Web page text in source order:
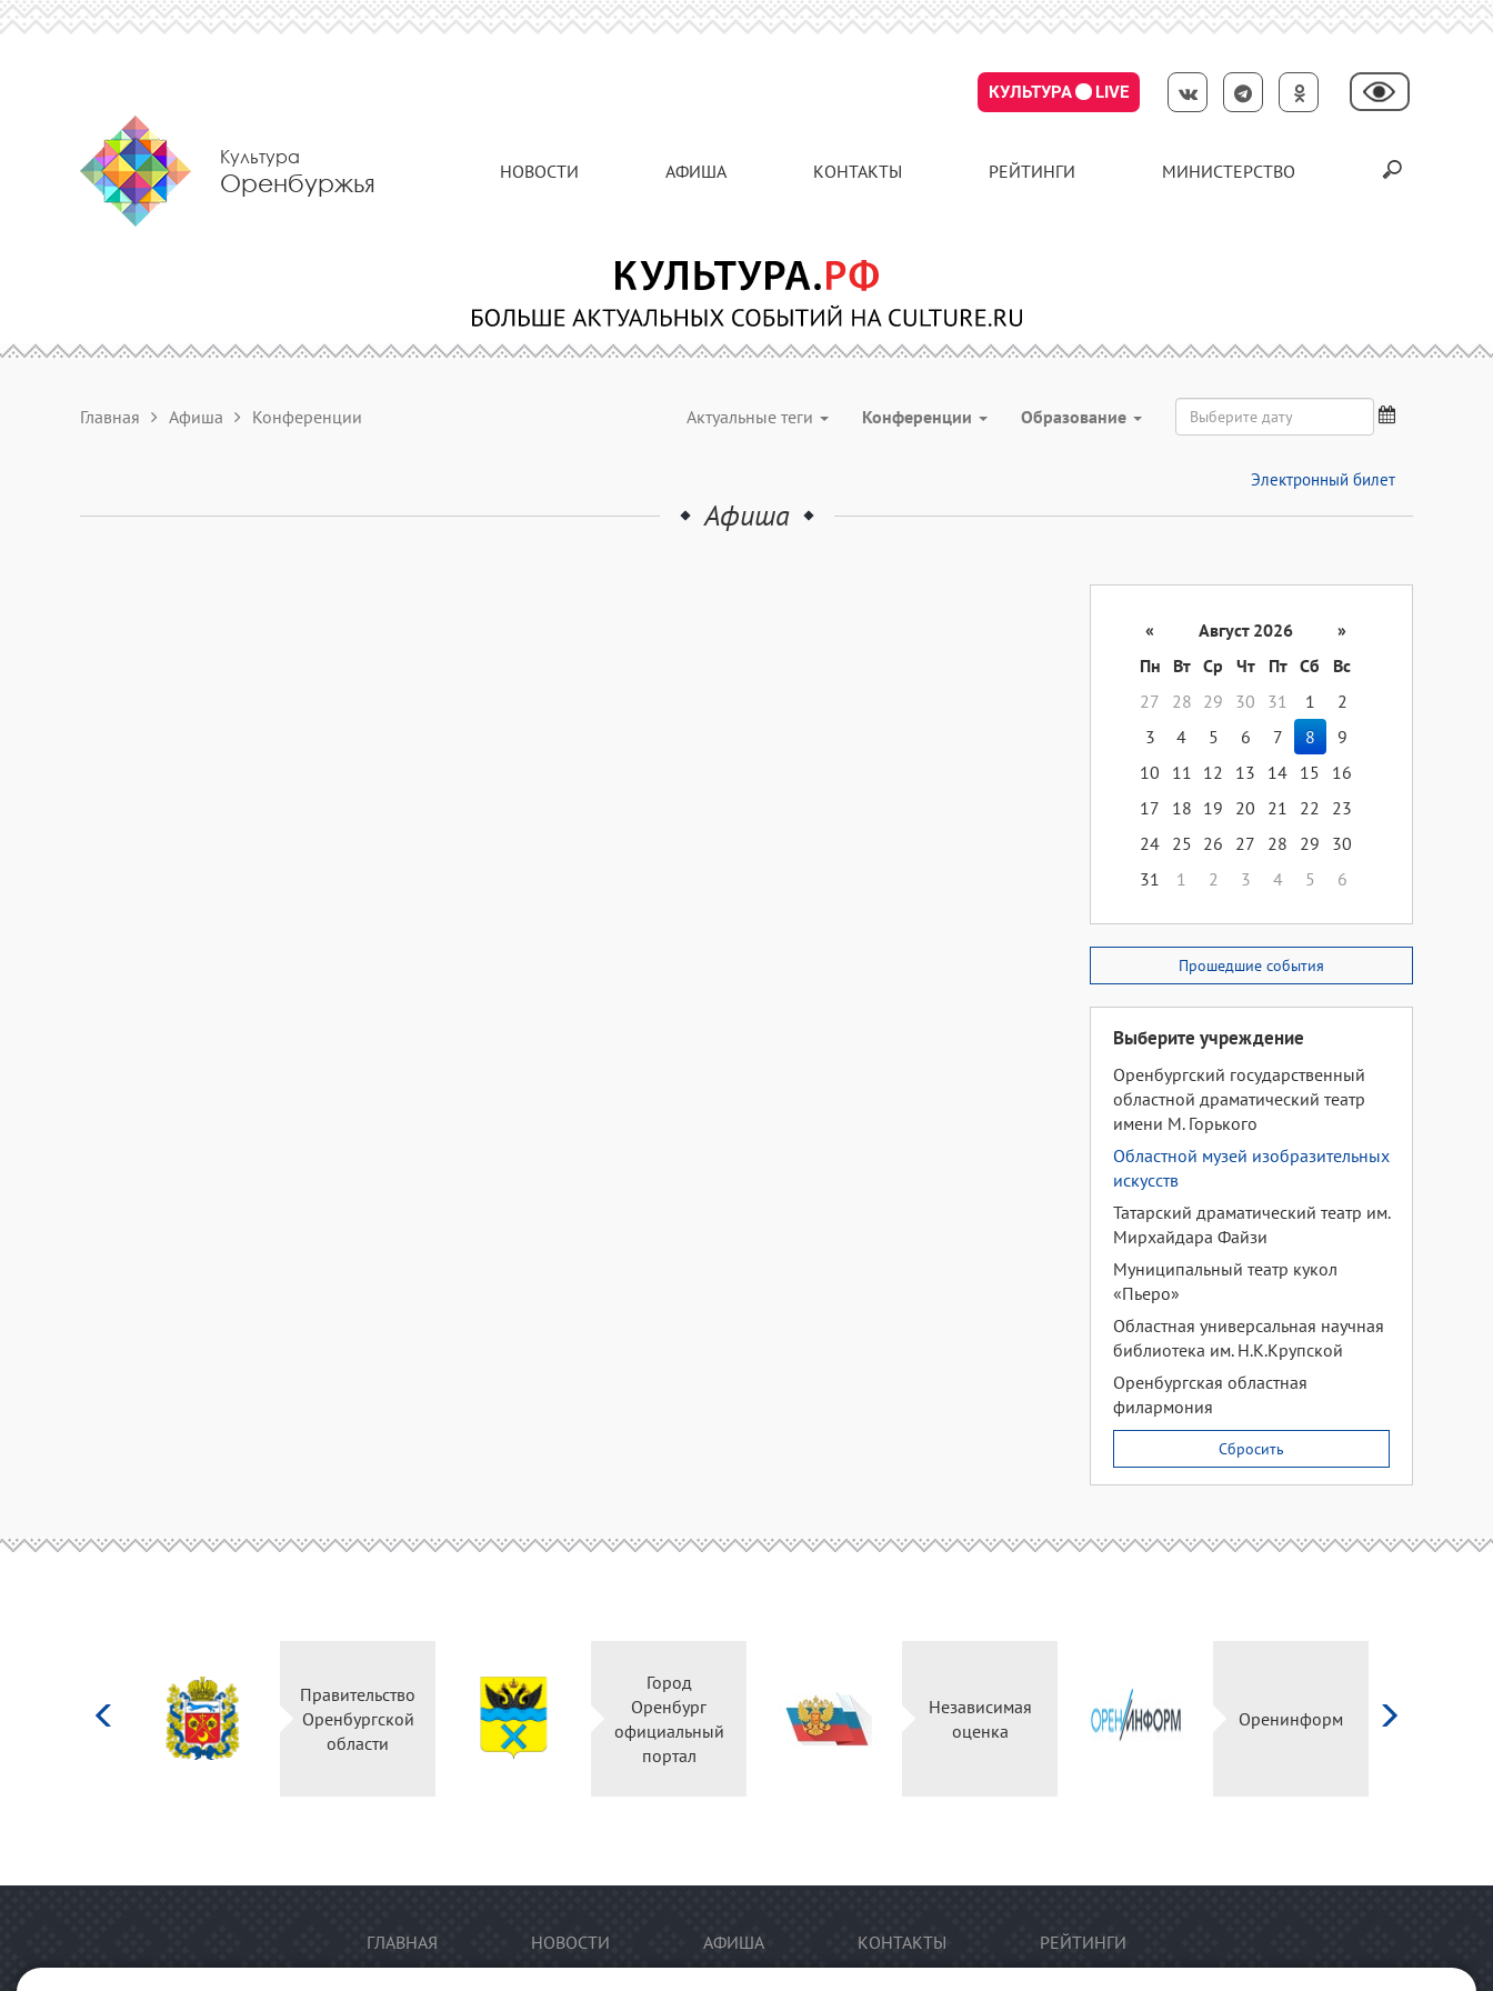
КУЛЬТУРА LIVE
Культура
Оренбуржья НОВОСТИ АФИША КОНТАКТЫ РЕЙТИНГИ МИНИСТЕРСТВО
Главная Афиша Конференции Актуальные теги Конференции Образование
Электронный билет
Афиша
« Август 2026
»
Пн
Вт Ср Чт Пт Сб
Вс
27
28 29 30 31 1
2
3
4 5 6 7 8
9
10
11 12 13 14 15
16
17
18 19 20 21 22
23
24 25 26 27 28 29
30
31
1 2 3 4 5 6
Прошедшие события
Выберите учреждение
Оренбургский государственный
областной драматический театр
имени М. Горького
Областной музей изобразительных
искусств
Татарский драматический театр им.
Мирхайдара Файзи
Муниципальный театр кукол
«Пьеро»
Областная универсальная научная
библиотека им. Н.К.Крупской
Оренбургская областная
филармония
Сбросить
Правительство
Оренбургской
области
Город
Оренбург
официальный
портал
Независимая
оценка
Оренинформ
ГЛАВНАЯ НОВОСТИ АФИША КОНТАКТЫ РЕЙТИНГИ